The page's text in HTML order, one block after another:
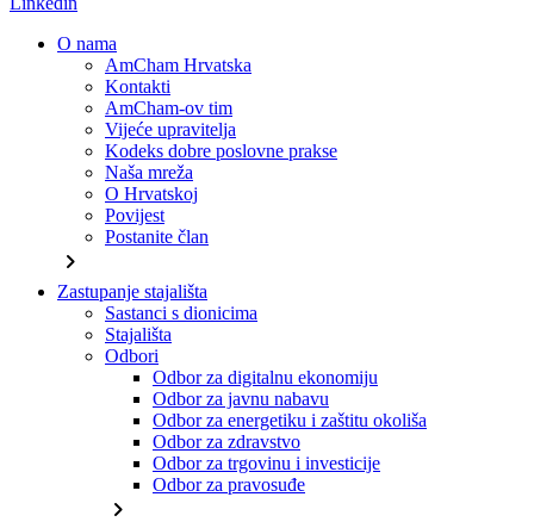
O nama
AmCham Hrvatska
Kontakti
AmCham-ov tim
Vijeće upravitelja
Kodeks dobre poslovne prakse
Naša mreža
O Hrvatskoj
Povijest
Postanite član
chevron_right
Zastupanje stajališta
Sastanci s dionicima
Stajališta
Odbori
Odbor za digitalnu ekonomiju
Odbor za javnu nabavu
Odbor za energetiku i zaštitu okoliša
Odbor za zdravstvo
Odbor za trgovinu i investicije
Odbor za pravosuđe
chevron_right